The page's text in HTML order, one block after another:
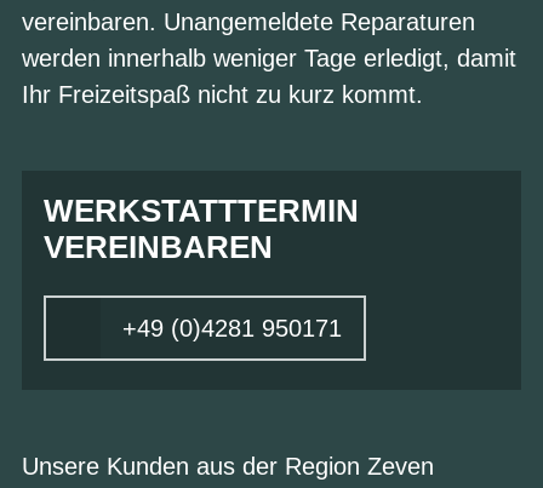
vereinbaren. Unangemeldete Reparaturen
werden innerhalb weniger Tage erledigt, damit
Ihr Freizeitspaß nicht zu kurz kommt.
WERKSTATTTERMIN
VEREINBAREN
+49 (0)4281 950171
Unsere Kunden aus der Region Zeven